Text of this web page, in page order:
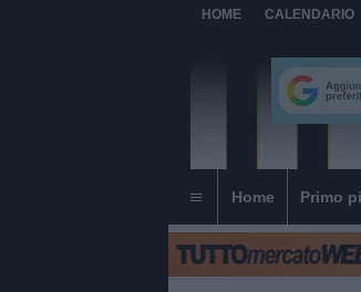
HOME CALENDARIO
Home Primo